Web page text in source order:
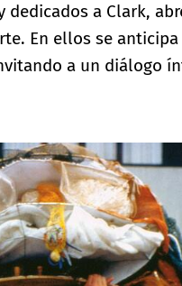
dedicados a Clark,
En ellos se
a un diálogo